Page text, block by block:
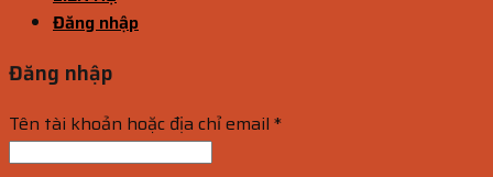
Đăng nhập
Đăng nhập
Tên tài khoản hoặc địa chỉ email *